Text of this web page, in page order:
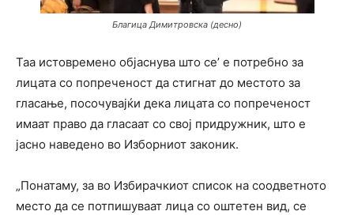
Благица Димитровска (десно)
Таа истовремено објаснува што се’ е потребно за
лицата со попреченост да стигнат до местото за
гласање, посочувајќи дека лицата со попреченост
имаат право да гласаат со свој придружник, што е
јасно наведено во Изборниот законик.
„Понатаму, за во Избирачкиот список на соодветното
место да се потпишуваат лица со оштетен вид, се